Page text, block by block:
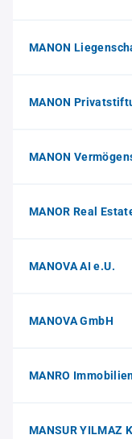
MANON
MANON
MANON
MANOR Real
MANOVA AI e.U.
MANOVA GmbH
MANRO
MANSUR YILMAZ